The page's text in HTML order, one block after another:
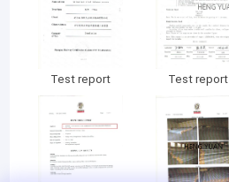
Test report Test report